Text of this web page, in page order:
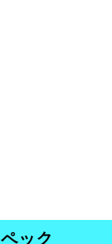
ック